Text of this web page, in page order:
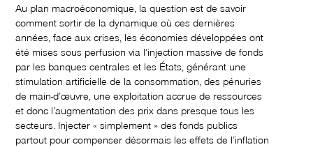
Au plan macroéconomique, la question est de savoir
comment sortir de la dynamique où ces dernières
années, face aux crises, les économies développées ont
été mises sous perfusion via l’injection massive de fonds
par les banques centrales et les États, générant une
stimulation artificielle de la consommation, des pénuries
de main-d’œuvre, une exploitation accrue de ressources
et donc l’augmentation des prix dans presque tous les
secteurs. Injecter « simplement » des fonds publics
partout pour compenser désormais les effets de l’inflation